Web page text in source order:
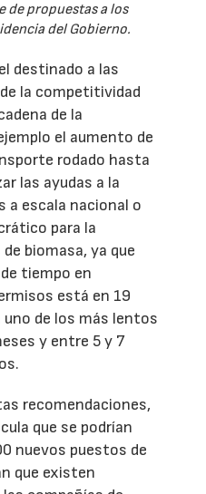
de propuestas a los
del Gobierno.
destinado a las
la competitividad
de la
el aumento de
rodado hasta
las ayudas a la
a escala nacional o
para la
biomasa, ya que
tiempo en
está en 19
uno de los más lentos
y entre 5 y 7
recomendaciones,
que se podrían
nuevos puestos de
que existen